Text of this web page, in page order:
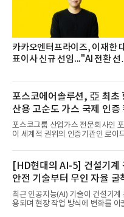
카카오엔터프라이즈, 이재한
표이사 신규 선임..."AI 전환 선
포스코에어솔루션, 亞 최초
산용 고순도 가스 국제 인증
포스코그룹 산업가스 전문회사인
이 세계적 권위의 인증기관인 로이
순도 희귀가스 제조 분야 국제공인
방산 품질경영시스템(AS9100D)’
에어솔루션은 6일 서울 포스코센
코에어솔루션 대표, 이일형 로이드
국지사 대표 등이 참석한 가운데 ‘
경영시스템(AS9100D)’ 인증수여
다.포스코에어솔루션이 획득한
[HD현대의 AI-5] 건설기
안전 기술부터 무인 자율 굴
최근 인공지능(AI) 기술이 건설기계
용되며 현장 작업 방식에 변화를 이